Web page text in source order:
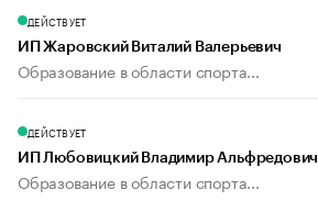
ДЕЙСТВУЕТ
ИП Жаровский Виталий Валерьевич
Образование в области спорта...
ДЕЙСТВУЕТ
ИП Любовицкий Владимир Альфредович
Образование в области спорта...